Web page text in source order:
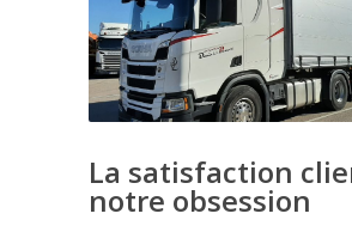
La satisfaction
notre obsession